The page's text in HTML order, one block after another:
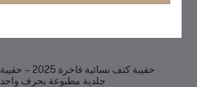
حقيبة كتف نسائية فاخرة 2025 – حقيبة
جلدية مطبوعة بحرف واحد